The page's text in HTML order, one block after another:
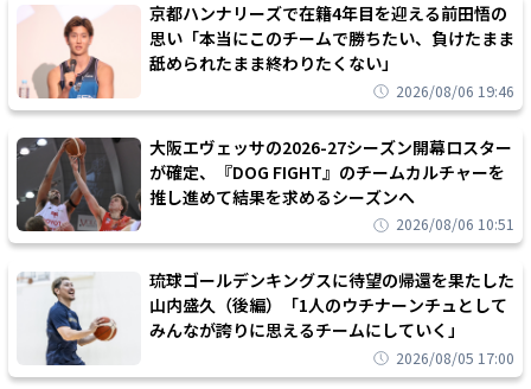
京都ハンナリーズで在籍4年目を迎える前田悟の
思い「本当にこのチームで勝ちたい、負けたまま
舐められたまま終わりたくない」
2026/08/06 19:46
大阪エヴェッサの2026-27シーズン開幕ロスター
が確定、『DOG FIGHT』のチームカルチャーを
推し進めて結果を求めるシーズンへ
2026/08/06 10:51
琉球ゴールデンキングスに待望の帰還を果たした
山内盛久（後編）「1人のウチナーンチュとして
みんなが誇りに思えるチームにしていく」
2026/08/05 17:00